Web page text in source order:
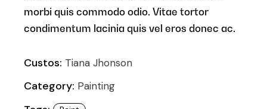
morbi quis commodo odio. Vitae tortor
condimentum lacinia quis vel eros donec ac.
Custos: Tiana Jhonson
Category: Painting